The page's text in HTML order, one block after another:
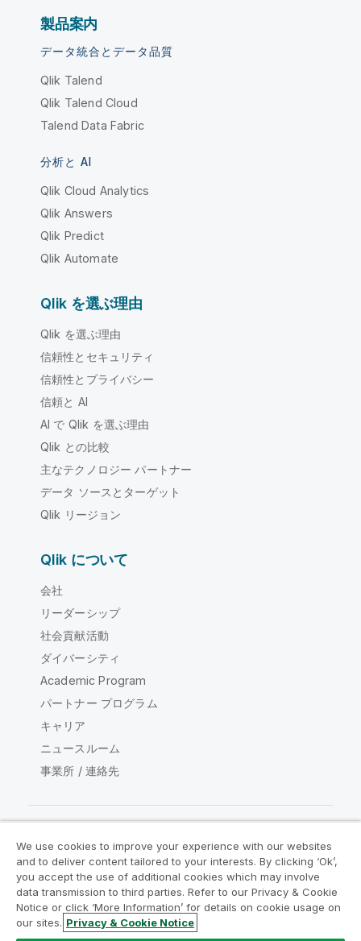
製品案内
データ統合とデータ品質
Qlik Talend
Qlik Talend Cloud
Talend Data Fabric
分析と AI
Qlik Cloud Analytics
Qlik Answers
Qlik Predict
Qlik Automate
Qlik を選ぶ理由
Qlik を選ぶ理由
信頼性とセキュリティ
信頼性とプライバシー
信頼と AI
AI で Qlik を選ぶ理由
Qlik との比較
主なテクノロジー パートナー
データ ソースとターゲット
Qlik リージョン
Qlik について
会社
リーダーシップ
社会貢献活動
ダイバーシティ
Academic Program
パートナー プログラム
キャリア
ニュースルーム
事業所 / 連絡先
Qlik コミュニティ
法的契約 製品規約
Legal Policies
リーガルポリシー
利用規約
We use cookies to improve your experience with our websites
and to deliver content tailored to your interests. By clicking ‘Ok’,
you accept the use of additional cookies which may involve
data transmission to third parties. Refer to our Privacy & Cookie
Notice or click ‘More Information’ for details on cookie usage on
our sites. Privacy & Cookie Notice